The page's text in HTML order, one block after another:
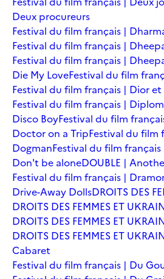
Deux procureurs
Festival du film français |
Festival du film français |
Festival du film français |
Die My LoveFestival du film
Festival du film français | Dior
Festival du film français |
Disco BoyFestival du film
Doctor on a TripFestival du film
DogmanFestival du film
Don't be aloneDOUBLE |
Festival du film français |
Drive-Away DollsDROITS DES
DROITS DES FEMMES ET
DROITS DES FEMMES ET
DROITS DES FEMMES ET
Cabaret
Festival du film français | Du